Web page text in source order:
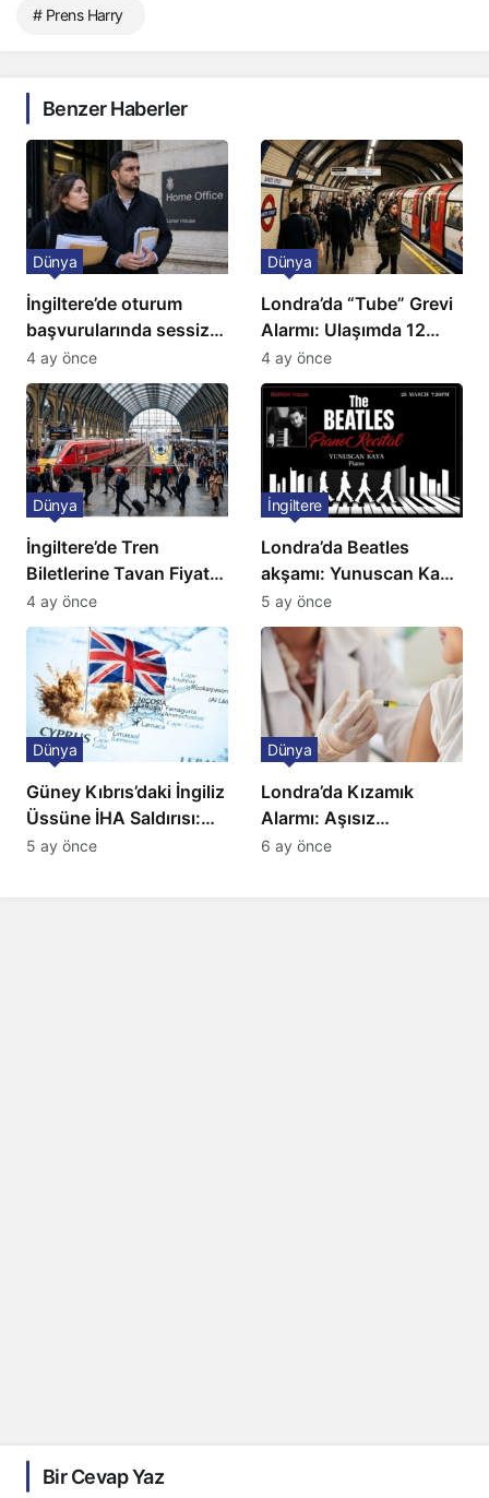
# Prens Harry
Benzer Haberler
İngiltere’de oturum
başvurularında sessiz
kriz: Büyükelçilikten
açıklama!
Dünya
4 ay önce
Londra’da “Tube” Grevi
Alarmı: Ulaşımda 12
Günlük Kaos Kapıda
Dünya
4 ay önce
İngiltere’de Tren
Biletlerine Tavan Fiyat:
Ulaşımda Yeni
Düzenleme
Dünya
4 ay önce
Londra’da Beatles
akşamı: Yunuscan Kaya
klasik yorumuyla
sahnede
İngiltere
5 ay önce
Güney Kıbrıs’daki İngiliz
Üssüne İHA Saldırısı:
Patlama, Sirenler ve
Dünya
5 ay önce
Londra’da Kızamık
Alarmı: Aşısız
Öğrenciler Okullardan
Dünya
6 ay önce
Bir Cevap Yaz